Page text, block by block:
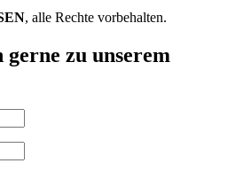
, alle Rechte vorbehalten.
gerne zu unserem